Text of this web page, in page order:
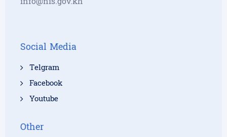
Social Media
Telgram
Facebook
Youtube
Other